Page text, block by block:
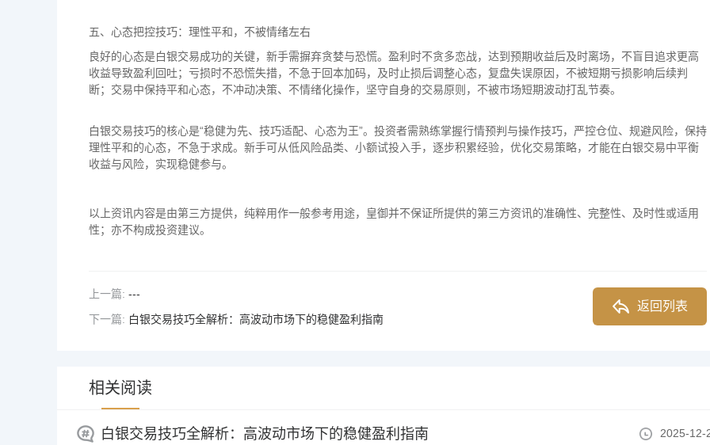
五、心态把控技巧：理性平和，不被情绪左右
良好的心态是白银交易成功的关键，新手需摒弃贪婪与恐慌。盈利时不贪多恋战，达到预期收益后及时离场，不盲目追求更高
收益导致盈利回吐；亏损时不恐慌失措，不急于回本加码，及时止损后调整心态，复盘失误原因，不被短期亏损影响后续判
断；交易中保持平和心态，不冲动决策、不情绪化操作，坚守自身的交易原则，不被市场短期波动打乱节奏。
白银交易技巧的核心是“稳健为先、技巧适配、心态为王”。投资者需熟练掌握行情预判与操作技巧，严控仓位、规避风险，保持
理性平和的心态，不急于求成。新手可从低风险品类、小额试投入手，逐步积累经验，优化交易策略，才能在白银交易中平衡
收益与风险，实现稳健参与。
以上资讯内容是由第三方提供，纯粹用作一般参考用途，皇御并不保证所提供的第三方资讯的准确性、完整性、及时性或适用
性；亦不构成投资建议。
上一篇: ---
下一篇: 白银交易技巧全解析：高波动市场下的稳健盈利指南
返回列表
相关阅读
白银交易技巧全解析：高波动市场下的稳健盈利指南 2025-12-